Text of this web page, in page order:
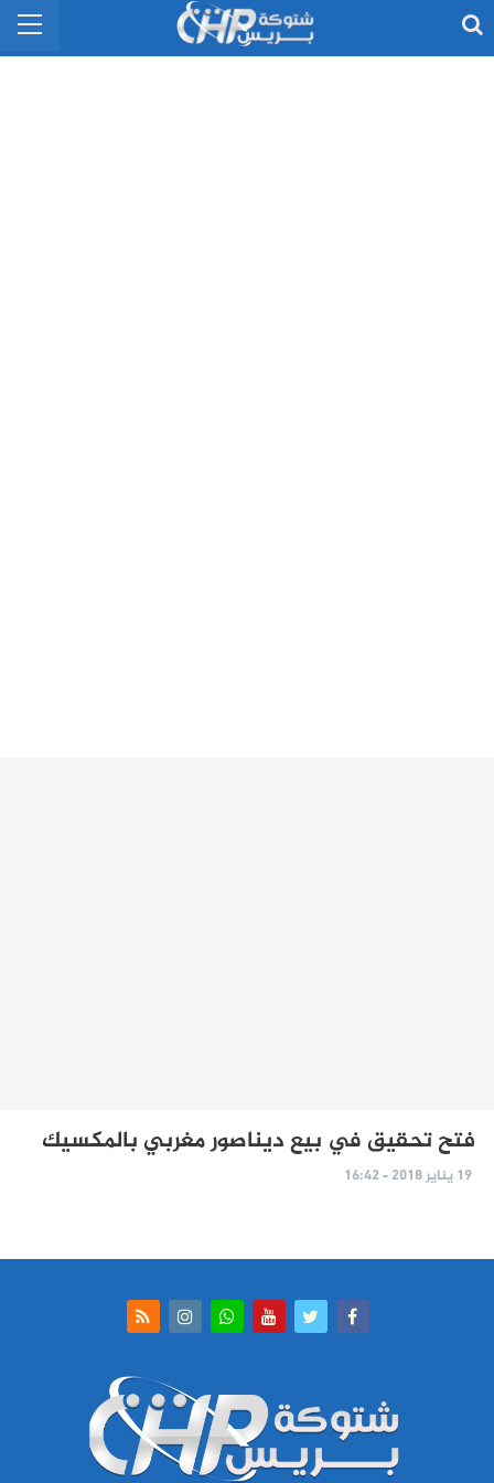
فتح تحقيق في بيع ديناصور مغربي بالمكسيك
19 يناير 2018 - 16:42